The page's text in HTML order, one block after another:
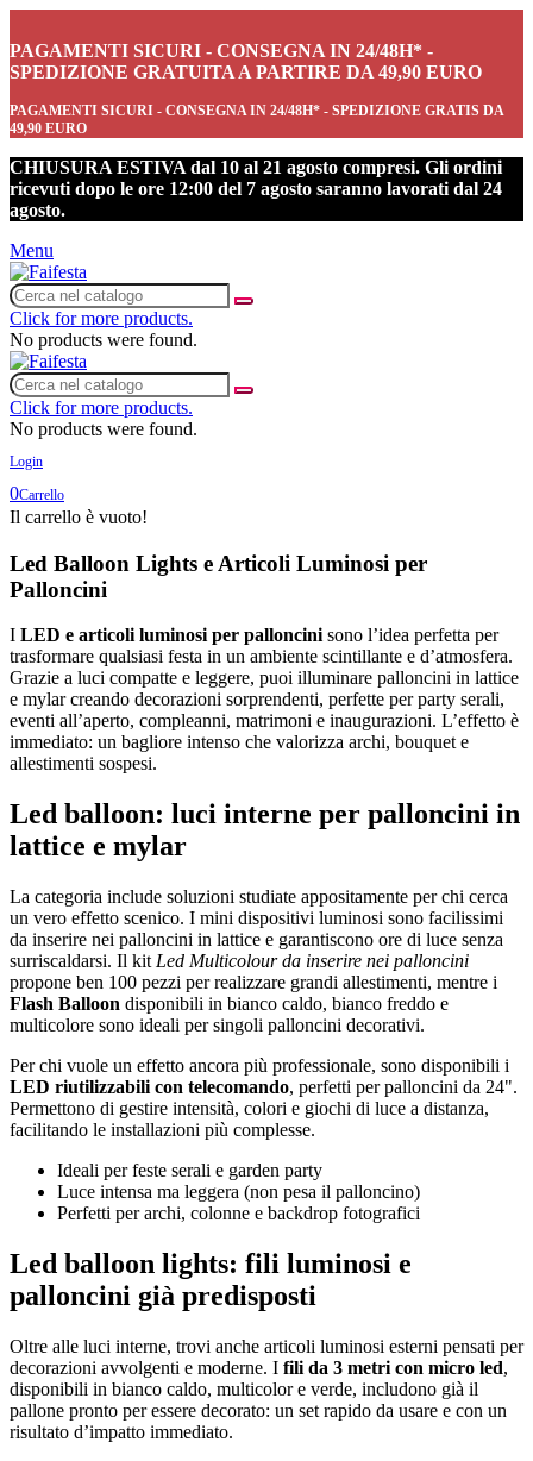
PAGAMENTI SICURI - CONSEGNA IN 24/48H* -
SPEDIZIONE GRATUITA A PARTIRE DA 49,90 EURO
PAGAMENTI SICURI - CONSEGNA IN 24/48H* - SPEDIZIONE GRATIS DA
49,90 EURO
CHIUSURA ESTIVA dal 10 al 21 agosto compresi. Gli ordini
ricevuti dopo le ore 12:00 del 7 agosto saranno lavorati dal 24
agosto.
Menu
Click for more products.
No products were found.
Click for more products.
No products were found.
Login
0Carrello
Il carrello è vuoto!
Led Balloon Lights e Articoli Luminosi per
Palloncini
I LED e articoli luminosi per palloncinisono l’idea perfetta per
trasformare qualsiasi festa in un ambiente scintillante e d’atmosfera.
Grazie a luci compatte e leggere, puoi illuminare palloncini in lattice
e mylar creando decorazioni sorprendenti, perfette per party serali,
eventi all’aperto, compleanni, matrimoni e inaugurazioni. L’effetto è
immediato: un bagliore intenso che valorizza archi, bouquet e
allestimenti sospesi.
Led balloon: luci interne per palloncini in
lattice e mylar
La categoria include soluzioni studiate appositamente per chi cerca
un vero effetto scenico. I mini dispositivi luminosi sono facilissimi
da inserire nei palloncini in lattice e garantiscono ore di luce senza
surriscaldarsi. Il kit Led Multicolour da inserire nei palloncini
propone ben 100 pezzi per realizzare grandi allestimenti, mentre i
Flash Balloon disponibili in bianco caldo, bianco freddo e
multicolore sono ideali per singoli palloncini decorativi.
Per chi vuole un effetto ancora più professionale, sono disponibili i
LED riutilizzabili con telecomando, perfetti per palloncini da 24".
Permettono di gestire intensità, colori e giochi di luce a distanza,
facilitando le installazioni più complesse.
Ideali per feste serali e garden party
Luce intensa ma leggera (non pesa il palloncino)
Perfetti per archi, colonne e backdrop fotografici
Led balloon lights: fili luminosi e
palloncini già predisposti
Oltre alle luci interne, trovi anche articoli luminosi esterni pensati per
decorazioni avvolgenti e moderne. I fili da 3 metri con micro led,
disponibili in bianco caldo, multicolor e verde, includono già il
pallone pronto per essere decorato: un set rapido da usare e con un
risultato d’impatto immediato.